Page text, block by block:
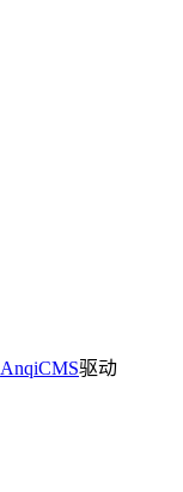
AnqiCMS驱动